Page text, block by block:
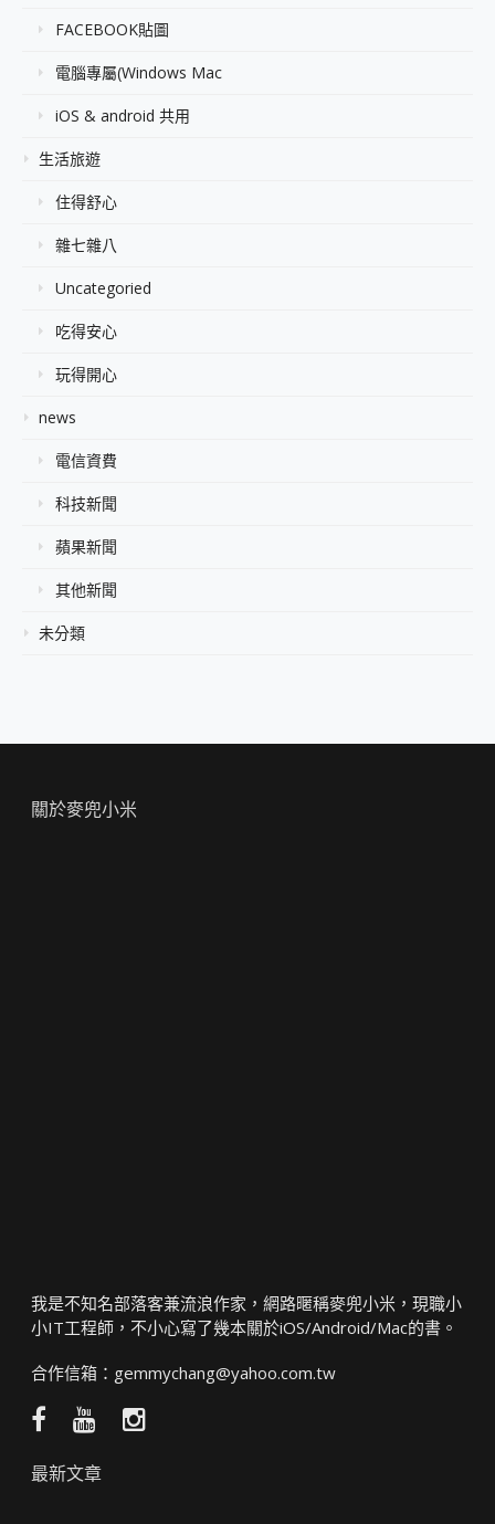
FACEBOOK貼圖
電腦專屬(Windows Mac
iOS & android 共用
生活旅遊
住得舒心
雜七雜八
Uncategoried
吃得安心
玩得開心
news
電信資費
科技新聞
蘋果新聞
其他新聞
未分類
關於麥兜小米
我是不知名部落客兼流浪作家，網路暱稱麥兜小米，現職小
小IT工程師，不小心寫了幾本關於iOS/Android/Mac的書。
合作信箱： gemmychang@yahoo.com.tw
Facebook
團
YouTube
頻
Instagram
最新文章